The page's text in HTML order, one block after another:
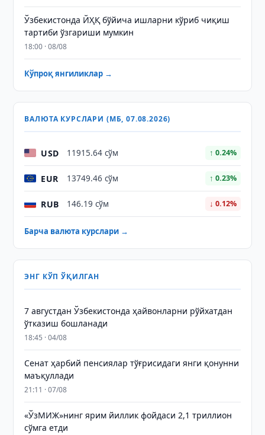
Ўзбекистонда ЙҲҚ бўйича ишларни кўриб чиқиш
тартиби ўзгариши мумкин
18:00 · 08/08
Кўпроқ янгиликлар →
ВАЛЮТА КУРСЛАРИ (МБ, 07.08.2026)
USD 11915.64 сўм ↑ 0.24%
EUR 13749.46 сўм ↑ 0.23%
RUB 146.19 сўм ↓ 0.12%
Барча валюта курслари →
ЭНГ КЎП ЎҚИЛГАН
7 августдан Ўзбекистонда ҳайвонларни рўйхатдан
ўтказиш бошланади
18:45 · 04/08
Сенат ҳарбий пенсиялар тўғрисидаги янги қонунни
маъқуллади
21:11 · 07/08
«ЎзМИЖ»нинг ярим йиллик фойдаси 2,1 триллион
сўмга етди